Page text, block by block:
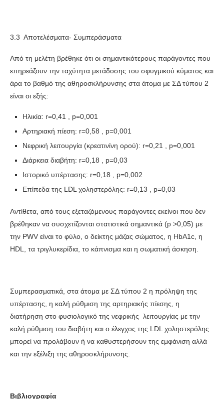
3.3 Αποτελέσματα- Συμπεράσματα
Από τη μελέτη βρέθηκε ότι οι σημαντικότερους παράγοντες που
επηρεάζουν την ταχύτητα μετάδοσης του σφυγμικού κύματος και
άρα το βαθμό της αθηροσκλήρυνσης στα άτομα με ΣΔ τύπου 2
είναι οι εξής:
Ηλικία: r=0,41 , p=0,001
Αρτηριακή πίεση: r=0,58 , p=0,001
Νεφρική λειτουργία (κρεατινίνη ορού): r=0,21 , p=0,001
Διάρκεια διαβήτη: r=0,18 , p=0,03
Ιστορικό υπέρτασης: r=0,18 , p=0,002
Επίπεδα της LDL χοληστερόλης: r=0,13 , p=0,03
Αντίθετα, από τους εξεταζόμενους παράγοντες εκείνοι που δεν
βρέθηκαν να συσχετίζονται στατιστικά σημαντικά (p >0,05) με
την PWV είναι το φύλο, ο δείκτης μάζας σώματος, η HbA1c, η
HDL, τα τριγλυκερίδια, το κάπνισμα και η σωματική άσκηση.
Συμπερασματικά, στα άτομα με ΣΔ τύπου 2 η πρόληψη της
υπέρτασης, η καλή ρύθμιση της αρτηριακής πίεσης, η
διατήρηση στο φυσιολογικό της νεφρικής λειτουργίας με την
καλή ρύθμιση του διαβήτη και ο έλεγχος της LDL χοληστερόλης
μπορεί να προλάβουν ή να καθυστερήσουν της εμφάνιση αλλά
και την εξέλιξη της αθηροσκλήρυνσης.
Βιβλιογραφία